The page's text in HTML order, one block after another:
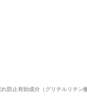
止有効成分（グリチルリチン